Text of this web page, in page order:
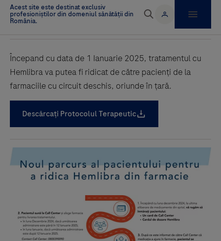
Începand cu data de 1 Ianuarie 2025, tratamentul cu
Hemlibra va putea fi ridicat de către pacienți de la
farmaciile cu circuit deschis, oriunde în țară.
Descărcați Protocolul Terapeutic